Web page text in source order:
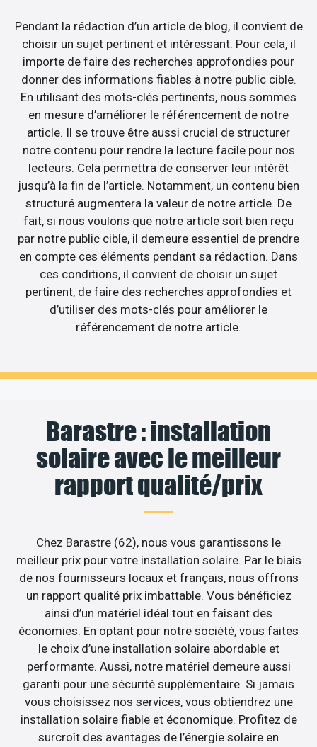
Pendant la rédaction d’un article de blog, il convient de
choisir un sujet pertinent et intéressant. Pour cela, il
importe de faire des recherches approfondies pour
donner des informations fiables à notre public cible.
En utilisant des mots-clés pertinents, nous sommes
en mesure d’améliorer le référencement de notre
article. Il se trouve être aussi crucial de structurer
notre contenu pour rendre la lecture facile pour nos
lecteurs. Cela permettra de conserver leur intérêt
jusqu’à la fin de l’article. Notamment, un contenu bien
structuré augmentera la valeur de notre article. De
fait, si nous voulons que notre article soit bien reçu
par notre public cible, il demeure essentiel de prendre
en compte ces éléments pendant sa rédaction. Dans
ces conditions, il convient de choisir un sujet
pertinent, de faire des recherches approfondies et
d’utiliser des mots-clés pour améliorer le
référencement de notre article.
Barastre : installation
solaire avec le meilleur
rapport qualité/prix
Chez Barastre (62), nous vous garantissons le
meilleur prix pour votre installation solaire. Par le biais
de nos fournisseurs locaux et français, nous offrons
un rapport qualité prix imbattable. Vous bénéficiez
ainsi d’un matériel idéal tout en faisant des
économies. En optant pour notre société, vous faites
le choix d’une installation solaire abordable et
performante. Aussi, notre matériel demeure aussi
garanti pour une sécurité supplémentaire. Si jamais
vous choisissez nos services, vous obtiendrez une
installation solaire fiable et économique. Profitez de
surcroît des avantages de l’énergie solaire en